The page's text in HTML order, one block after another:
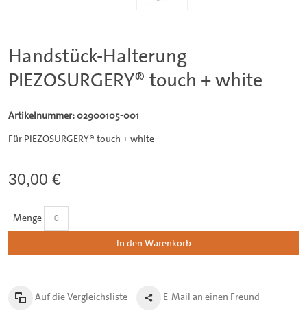
Handstück-Halterung
PIEZOSURGERY® touch + white
Artikelnummer: 02900105-001
Für PIEZOSURGERY® touch + white
30,00 €
Menge
In den Warenkorb
Auf die Vergleichsliste E-Mail an einen Freund